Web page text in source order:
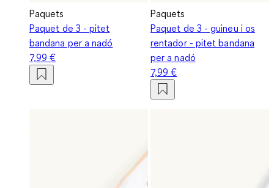
Paquets
Paquet de 3 - pitet
bandana per a nadó
7,99 €
Paquets
Paquet de 3 - guineu i os
rentador - pitet bandana
per a nadó
7,99 €